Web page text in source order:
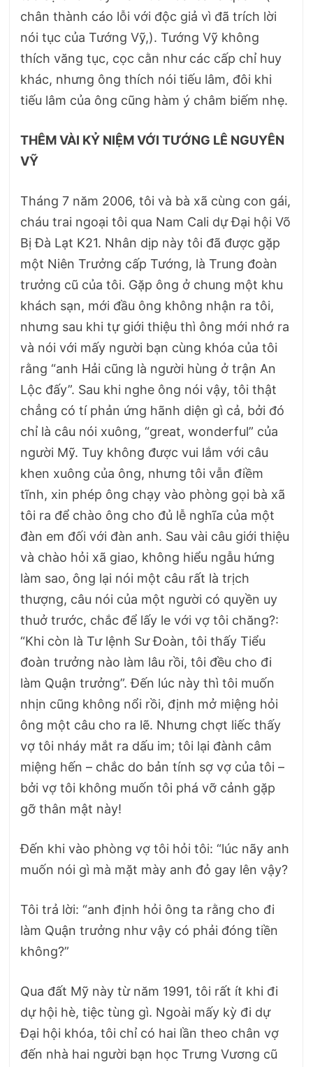
chân thành cáo lỗi với độc giả vì đã trích lời
nói tục của Tướng Vỹ,). Tướng Vỹ không
thích văng tục, cọc cằn như các cấp chỉ huy
khác, nhưng ông thích nói tiếu lâm, đôi khi
tiếu lâm của ông cũng hàm ý châm biếm nhẹ.
THÊM VÀI KỶ NIỆM VỚI TƯỚNG LÊ NGUYÊN
VỸ
Tháng 7 năm 2006, tôi và bà xã cùng con gái,
cháu trai ngoại tôi qua Nam Cali dự Đại hội Võ
Bị Đà Lạt K21. Nhân dịp này tôi đã được gặp
một Niên Trưởng cấp Tướng, là Trung đoàn
trưởng cũ của tôi. Gặp ông ở chung một khu
khách sạn, mới đầu ông không nhận ra tôi,
nhưng sau khi tự giới thiệu thì ông mới nhớ ra
và nói với mấy người bạn cùng khóa của tôi
rằng “anh Hải cũng là người hùng ở trận An
Lộc đấy”. Sau khi nghe ông nói vậy, tôi thật
chẳng có tí phản ứng hãnh diện gì cả, bởi đó
chỉ là câu nói xuông, “great, wonderful” của
người Mỹ. Tuy không được vui lắm với câu
khen xuông của ông, nhưng tôi vẫn điềm
tĩnh, xin phép ông chạy vào phòng gọi bà xã
tôi ra để chào ông cho đủ lễ nghĩa của một
đàn em đối với đàn anh. Sau vài câu giới thiệu
và chào hỏi xã giao, không hiểu ngẫu hứng
làm sao, ông lại nói một câu rất là trịch
thượng, câu nói của một người có quyền uy
thuở trước, chắc để lấy le với vợ tôi chăng?:
“Khi còn là Tư lệnh Sư Đoàn, tôi thấy Tiểu
đoàn trưởng nào làm lâu rồi, tôi đều cho đi
làm Quận trưởng”. Đến lúc này thì tôi muốn
nhịn cũng không nổi rồi, định mở miệng hỏi
ông một câu cho ra lẽ. Nhưng chợt liếc thấy
vợ tôi nháy mắt ra dấu im; tôi lại đành câm
miệng hến – chắc do bản tính sợ vợ của tôi –
bởi vợ tôi không muốn tôi phá vỡ cảnh gặp
gỡ thân mật này!
Đến khi vào phòng vợ tôi hỏi tôi: “lúc nãy anh
muốn nói gì mà mặt mày anh đỏ gay lên vậy?
Tôi trả lời: “anh định hỏi ông ta rằng cho đi
làm Quận trưởng như vậy có phải đóng tiền
không?”
Qua đất Mỹ này từ năm 1991, tôi rất ít khi đi
dự hội hè, tiệc tùng gì. Ngoài mấy kỳ đi dự
Đại hội khóa, tôi chỉ có hai lần theo chân vợ
đến nhà hai người bạn học Trưng Vương cũ